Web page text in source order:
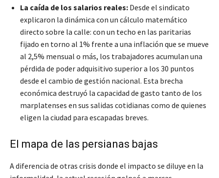
La caída de los salarios reales: Desde el sindicato
explicaron la dinámica con un cálculo matemático
directo sobre la calle: con un techo en las paritarias
fijado en torno al 1% frente a una inflación que se mueve
al 2,5% mensual o más, los trabajadores acumulan una
pérdida de poder adquisitivo superior a los 30 puntos
desde el cambio de gestión nacional. Esta brecha
económica destruyó la capacidad de gasto tanto de los
marplatenses en sus salidas cotidianas como de quienes
eligen la ciudad para escapadas breves.
El mapa de las persianas bajas
A diferencia de otras crisis donde el impacto se diluye en la